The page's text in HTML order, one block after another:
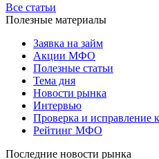
Все статьи
Полезные материалы
Заявка на займ
Акции МФО
Полезные статьи
Тема дня
Новости рынка
Интервью
Проверка и исправление
Рейтинг МФО
Последние новости рынка